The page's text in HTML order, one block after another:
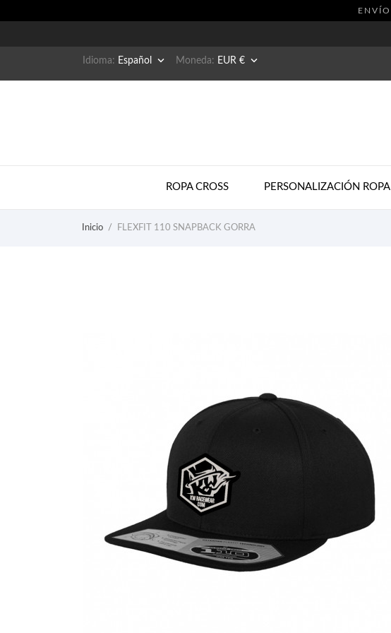
Idioma: Español  Moneda: EUR € 
ROPA CROSS PERSONALIZACIÓN ROPA
Inicio FLEXFIT 110 SNAPBACK GORRA